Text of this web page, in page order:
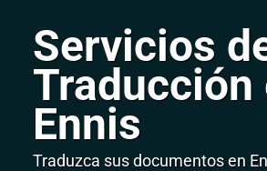
Servicios
Traducción
Ennis
Traduzca sus documentos en